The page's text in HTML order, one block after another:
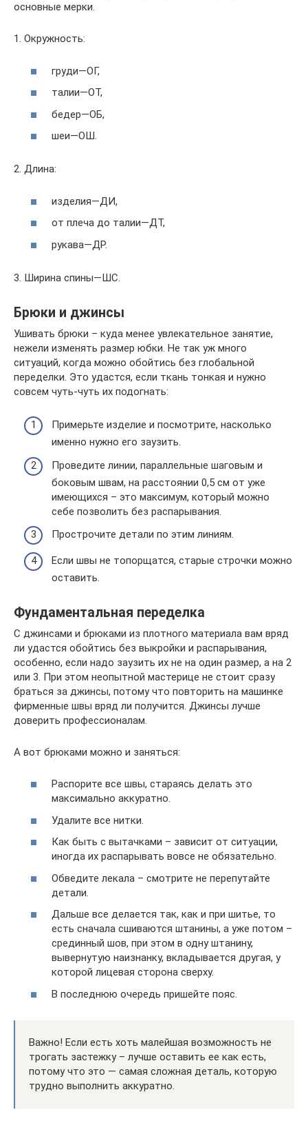
основные мерки.
1. Окружность:
груди—ОГ,
талии—ОТ,
бедер—ОБ,
шеи—ОШ.
2. Длина:
изделия—ДИ,
от плеча до талии—ДТ,
рукава—ДР.
3. Ширина спины—ШС.
Брюки и джинсы
Ушивать брюки – куда менее увлекательное занятие,
нежели изменять размер юбки. Не так уж много
ситуаций, когда можно обойтись без глобальной
переделки. Это удастся, если ткань тонкая и нужно
совсем чуть-чуть их подогнать:
Примерьте изделие и посмотрите, насколько
именно нужно его заузить.
Проведите линии, параллельные шаговым и
боковым швам, на расстоянии 0,5 см от уже
имеющихся – это максимум, который можно
себе позволить без распарывания.
Прострочите детали по этим линиям.
Если швы не топорщатся, старые строчки можно
оставить.
Фундаментальная переделка
С джинсами и брюками из плотного материала вам вряд
ли удастся обойтись без выкройки и распарывания,
особенно, если надо заузить их не на один размер, а на 2
или 3. При этом неопытной мастерице не стоит сразу
браться за джинсы, потому что повторить на машинке
фирменные швы вряд ли получится. Джинсы лучше
доверить профессионалам.
А вот брюками можно и заняться:
Распорите все швы, стараясь делать это
максимально аккуратно.
Удалите все нитки.
Как быть с вытачками – зависит от ситуации,
иногда их распарывать вовсе не обязательно.
Обведите лекала – смотрите не перепутайте
детали.
Дальше все делается так, как и при шитье, то
есть сначала сшиваются штанины, а уже потом –
срединный шов, при этом в одну штанину,
вывернутую наизнанку, вкладывается другая, у
которой лицевая сторона сверху.
В последнюю очередь пришейте пояс.
Важно! Если есть хоть малейшая возможность не
трогать застежку – лучше оставить ее как есть,
потому что это — самая сложная деталь, которую
трудно выполнить аккуратно.